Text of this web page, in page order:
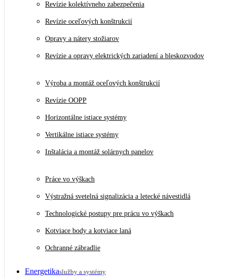
Revízie kolektívneho zabezpečenia
Revízie oceľových konštrukcií
Opravy a nátery stožiarov
Revízie a opravy elektrických zariadení a bleskozvodov
Výroba a montáž oceľových konštrukcií
Revízie OOPP
Horizontálne istiace systémy
Vertikálne istiace systémy
Inštalácia a montáž solárnych panelov
Práce vo výškach
Výstražná svetelná signalizácia a letecké návestidlá
Technologické postupy pre prácu vo výškach
Kotviace body a kotviace laná
Ochranné zábradlie
Energetikaslužby a systémy